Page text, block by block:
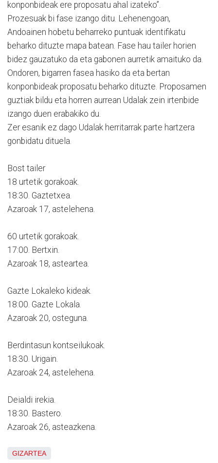
konponbideak ere proposatu ahal izateko”.
Prozesuak bi fase izango ditu. Lehenengoan,
Andoainen hobetu beharreko puntuak identifikatu
beharko dituzte mapa batean. Fase hau tailer horien
bidez gauzatuko da eta gabonen aurretik amaituko da.
Ondoren, bigarren fasea hasiko da eta bertan
konponbideak proposatu beharko dituzte. Proposamen
guztiak bildu eta horren aurrean Udalak zein irtenbide
izango duen erabakiko du.
Zer esanik ez dago Udalak herritarrak parte hartzera
gonbidatu dituela.
Bost tailer
18 urtetik gorakoak.
18:30. Gaztetxea.
Azaroak 17, astelehena.
60 urtetik gorakoak.
17:00. Bertxin.
Azaroak 18, asteartea.
Gazte Lokaleko kideak.
18:00. Gazte Lokala.
Azaroak 20, osteguna.
Berdintasun kontseilukoak.
18:30. Urigain.
Azaroak 24, astelehena.
Deialdi irekia.
18:30. Bastero.
Azaroak 26, asteazkena.
GIZARTEA